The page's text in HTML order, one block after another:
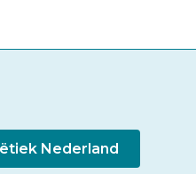
Nederland